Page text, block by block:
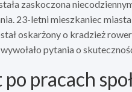
zaskoczona
23-letni mieszkaniec
oskarżony o kradzież
pytania o
pracach